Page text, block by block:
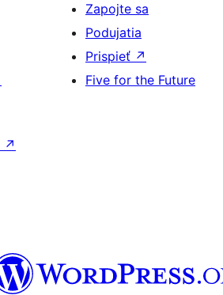
Zapojte sa
Podujatia
Prispieť ↗
Five for the Future
↗